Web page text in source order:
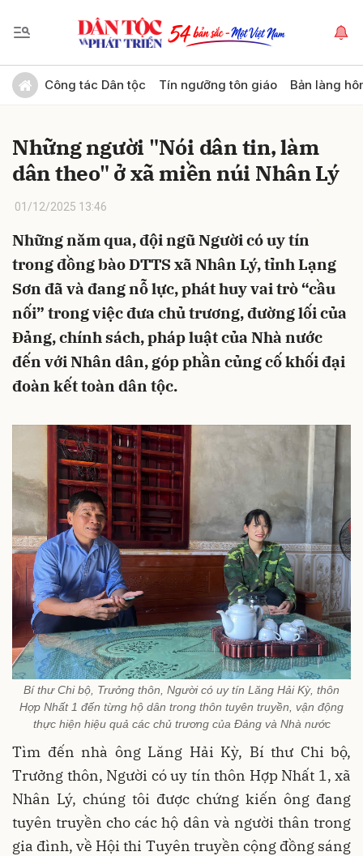
Công tác Dân tộc Tín ngưỡng tôn giáo Bản làng
Những người "Nói dân tin, làm
dân theo" ở xã miền núi Nhân Lý
01/12/2025 13:46
Những năm qua, đội ngũ Người có uy tín
trong đồng bào DTTS xã Nhân Lý, tỉnh Lạng
Sơn đã và đang nỗ lực, phát huy vai trò “cầu
nối” trong việc đưa chủ trương, đường lối của
Đảng, chính sách, pháp luật của Nhà nước
đến với Nhân dân, góp phần củng cố khối đại
đoàn kết toàn dân tộc.
Bí thư Chi bộ, Trưởng thôn, Người có uy tín Lăng Hải Kỳ, thôn
Hợp Nhất 1 đến từng hộ dân trong thôn tuyên truyền, vận động
thực hiện hiệu quả các chủ trương của Đảng và Nhà nước
Tìm đến nhà ông Lăng Hải Kỳ, Bí thư Chi bộ,
Trưởng thôn, Người có uy tín thôn Hợp Nhất 1, xã
Nhân Lý, chúng tôi được chứng kiến ông đang
tuyên truyền cho các hộ dân và người thân trong
gia đình, về Hội thi Tuyên truyền cộng đồng sáng
Gửi bình luận
Hủy